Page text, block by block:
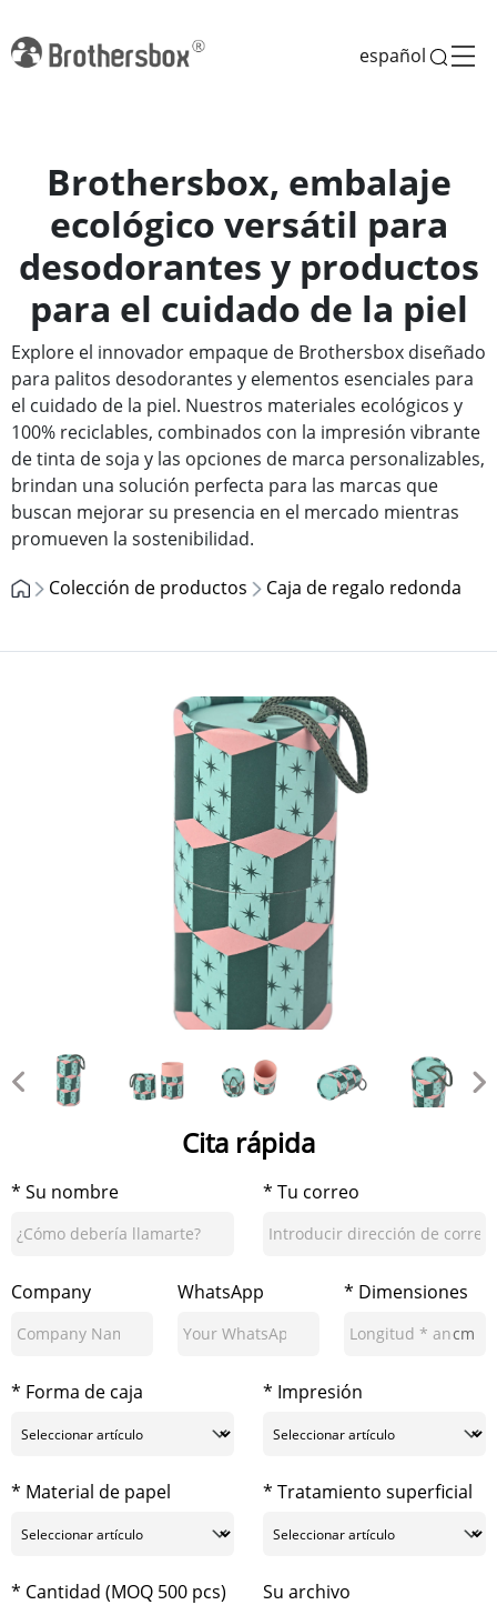
español
Brothersbox, embalaje
ecológico versátil para
desodorantes y productos
para el cuidado de la piel
Explore el innovador empaque de Brothersbox diseñado
para palitos desodorantes y elementos esenciales para
el cuidado de la piel. Nuestros materiales ecológicos y
100% reciclables, combinados con la impresión vibrante
de tinta de soja y las opciones de marca personalizables,
brindan una solución perfecta para las marcas que
buscan mejorar su presencia en el mercado mientras
promueven la sostenibilidad.
Colección de productos
Caja de regalo redonda
Cita rápida
* Su nombre * Tu correo
Company WhatsApp * Dimensiones
cm
* Forma de caja * Impresión
* Material de papel * Tratamiento superficial
* Cantidad (MOQ 500 pcs) Su archivo